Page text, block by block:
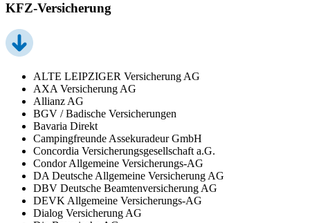
KFZ-Versicherung
ALTE LEIPZIGER Versicherung AG
AXA Versicherung AG
Allianz AG
BGV / Badische Versicherungen
Bavaria Direkt
Campingfreunde Assekuradeur GmbH
Concordia Versicherungsgesellschaft a.G.
Condor Allgemeine Versicherungs-AG
DA Deutsche Allgemeine Versicherung AG
DBV Deutsche Beamtenversicherung AG
DEVK Allgemeine Versicherungs-AG
Dialog Versicherung AG